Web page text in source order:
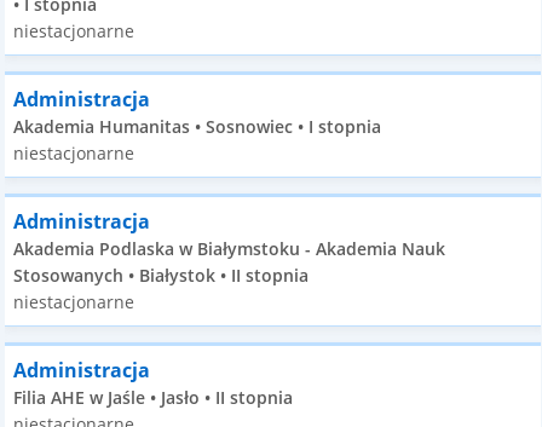
niestacjonarne
Administracja
Akademia Humanitas • Sosnowiec • I stopnia
niestacjonarne
Administracja
Akademia Podlaska w Białymstoku - Akademia Nauk
Stosowanych • Białystok • II stopnia
niestacjonarne
Administracja
Filia AHE w Jaśle • Jasło • II stopnia